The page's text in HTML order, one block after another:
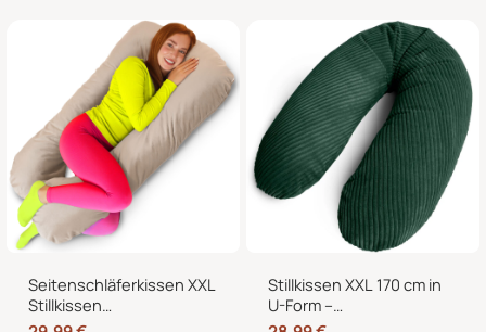
abnehmbarem Bezug
Seitenschläferkissen XXL
Stillkissen
Schwangerschaftskissen
Stillkissen XXL 170 cm in
U-Form –
Schwangerschaftskissen,